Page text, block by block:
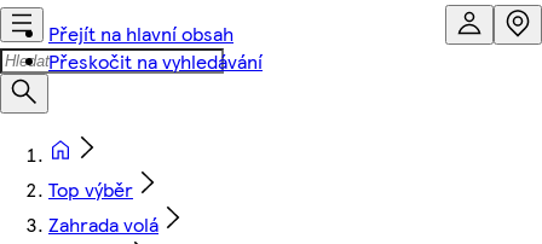
Přejít na hlavní obsah
Přeskočit na vyhledávání
Top výběr
Zahrada volá